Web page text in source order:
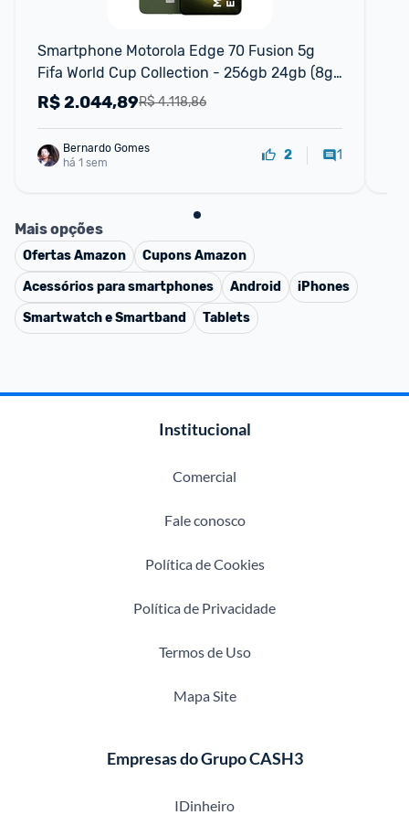
Smartphone Motorola Edge 70 Fusion 5g
Fifa World Cup Collection - 256gb 24gb (8gb
Ram + 16gb Ram Boost), Camera 50mp Sony
R$ 4.118,86
R$2.044,89
Bernardo Gomes
há 1 sem
2 1
Mais opções
OfertasAmazon CuponsAmazon
Acessórios para smartphones
Android
iPhones
Smartwatch e Smartband
Tablets
Institucional
Comercial
Fale conosco
Política de Cookies
Política de Privacidade
Termos de Uso
Mapa Site
Empresas do Grupo CASH3
IDinheiro